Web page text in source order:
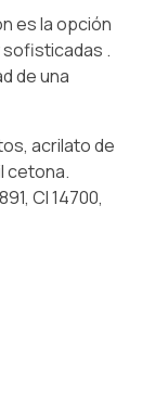
es la opción
sofisticadas .
de una
acrilato de
cetona.
CI 14700,